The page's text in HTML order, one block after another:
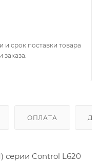
и срок поставки товара
заказа.
ОПЛАТА
серии Control L620